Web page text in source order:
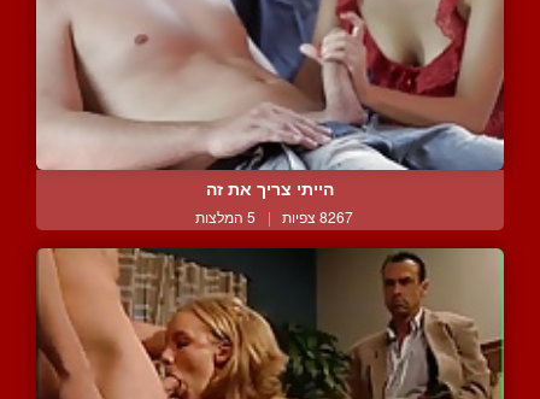
הייתי צריך את זה
8267 צפיות | 5 המלצות